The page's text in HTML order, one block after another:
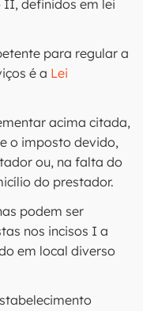
II, definidos em lei
para regular a
é a Lei
acima citada,
o imposto devido,
ou, na falta do
do prestador.
podem ser
nos incisos I a
em local diverso